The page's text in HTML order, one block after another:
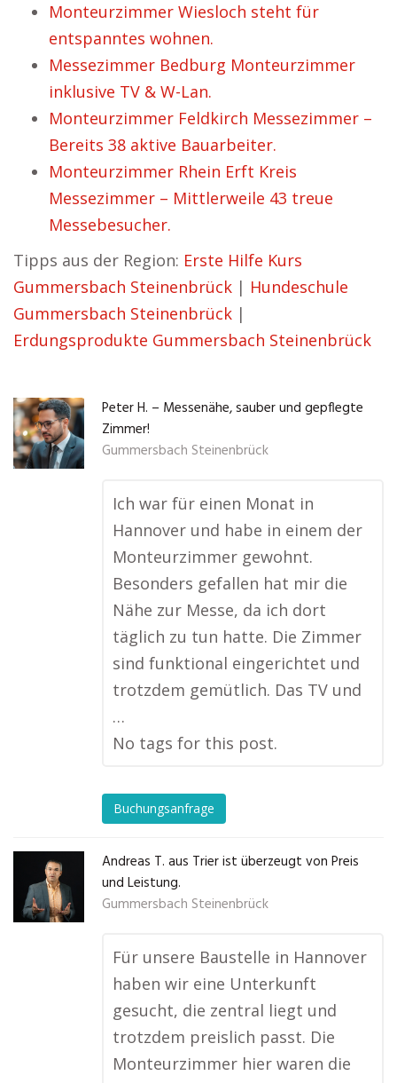
Monteurzimmer Wiesloch steht für
entspanntes wohnen.
Messezimmer Bedburg Monteurzimmer
inklusive TV & W-Lan.
Monteurzimmer Feldkirch Messezimmer –
Bereits 38 aktive Bauarbeiter.
Monteurzimmer Rhein Erft Kreis
Messezimmer – Mittlerweile 43 treue
Messebesucher.
Tipps aus der Region: Erste Hilfe Kurs
Gummersbach Steinenbrück | Hundeschule
Gummersbach Steinenbrück |
Erdungsprodukte Gummersbach Steinenbrück
Peter H. – Messenähe, sauber und gepflegte
Zimmer!
Gummersbach Steinenbrück
Ich war für einen Monat in
Hannover und habe in einem der
Monteurzimmer gewohnt.
Besonders gefallen hat mir die
Nähe zur Messe, da ich dort
täglich zu tun hatte. Die Zimmer
sind funktional eingerichtet und
trotzdem gemütlich. Das TV und
…
No tags for this post.
Buchungsanfrage
Andreas T. aus Trier ist überzeugt von Preis
und Leistung.
Gummersbach Steinenbrück
Für unsere Baustelle in Hannover
haben wir eine Unterkunft
gesucht, die zentral liegt und
trotzdem preislich passt. Die
Monteurzimmer hier waren die